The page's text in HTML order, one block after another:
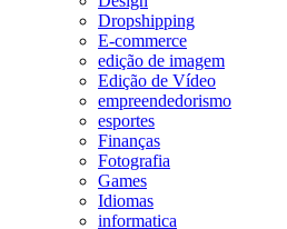
Dropshipping
E-commerce
edição de imagem
Edição de Vídeo
empreendedorismo
esportes
Finanças
Fotografia
Games
Idiomas
informatica